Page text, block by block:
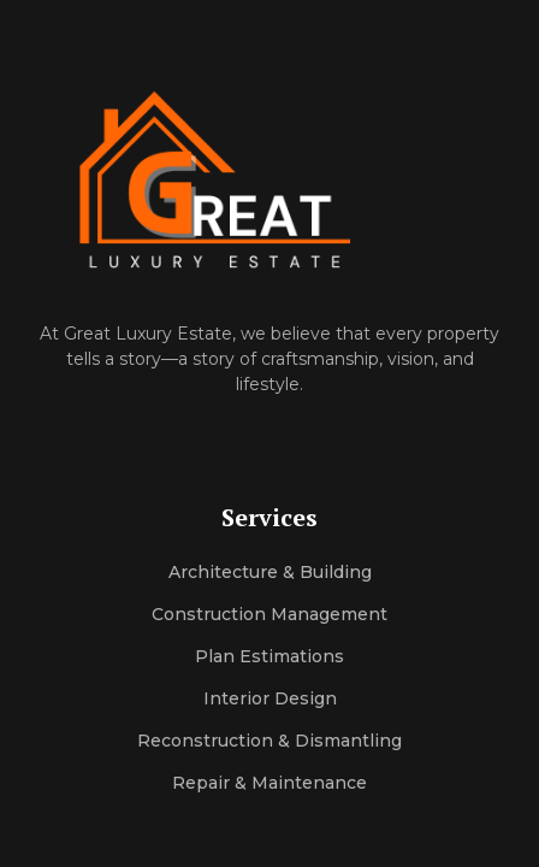
At‌ Great Luxury Estate, we believe that‍ every property
tells a⁠ story—a story of craftsmanship, vision, and
l‌ifes‌ty‍le.
Services
Architecture & Building
Construction Management
Plan Estimations
Interior Design
Reconstruction & Dismantling
Repair & Maintenance